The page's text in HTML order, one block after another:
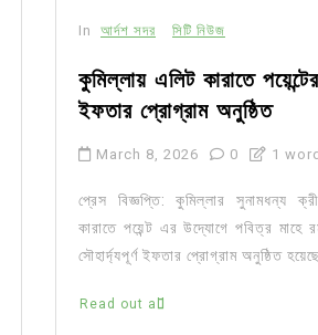
In আর্দশ সদর সিটি নিউজ
কুমিল্লায় এলিট কারাতে
ইফতার প্রোগ্রাম অনুষ্ঠিত
March 8, 2026 0 1 word
প্রেস বিজ্ঞপ্তি: কুমিল্লার সুনামধন্য
কারাতে পয়েন্ট এর উদ্যোগে পবিত্র মাহে
সৌহার্দ্যপূর্ণ ইফতার প্রোগ্রাম অনুষ্ঠিত
Read out all